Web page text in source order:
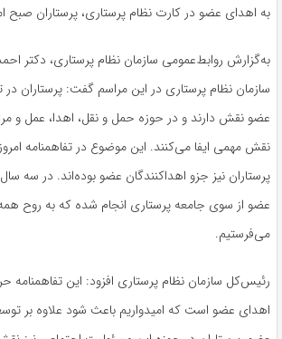
به اهدای عضو در کارت نظام پرستاری، پرستاران صبح
به‌گزارش روابط‌عمومی سازمان نظام پرستاری، دکتر
سازمان نظام پرستاری در این مراسم گفت: پرستاران
عضو نقش دارند و در حوزه حمل و نقل، اهدا، عمل و
نقش مهمی ایفا می‌کنند. این موضوع در تفاهمنامه
عضو از سوی جامعه پرستاری انجام شده که به روح همه
می‌فرستیم.
رئیس‌کل سازمان نظام پرستاری افزود: این تفاهمنامه
اهدای عضو است که امیدواریم باعث شود علاوه بر